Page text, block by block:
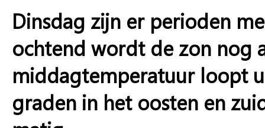
Dinsdag zijn er perioden
ochtend wordt de zon nog
middagtemperatuur loopt
graden in het oosten en